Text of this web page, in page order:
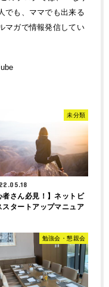
でも、ママでも出来る
マガで情報発信してい
未分類
者さん必見！】ネットビ
スタートアップマニュア
勉強会・懇親会